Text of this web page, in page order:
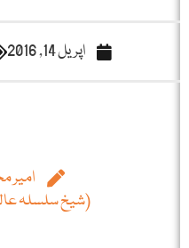
اپریل 14, 2016
امیر
(شیخ سلسلہ